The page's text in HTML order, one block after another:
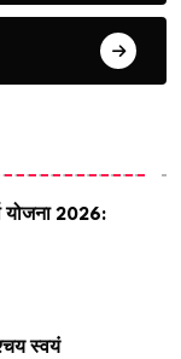
योजना 2026:
स्वयं